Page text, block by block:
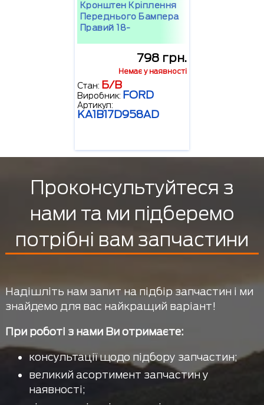
Кронштен Кріплення
Переднього Бампера
Правий 18-
798 грн.
Немає у наявності
Стан: Б/В
Виробник: FORD
Артикул:
KA1B17D958AD
Проконсультуйтеся з
нами та ми підберемо
потрібні вам запчастини
Надішліть нам запит на підбір запчастин і ми
знайдемо для вас найкращий варіант!
При роботі з нами Ви отримаєте:
консультації щодо підбору запчастин;
великий асортимент запчастин у
наявності;